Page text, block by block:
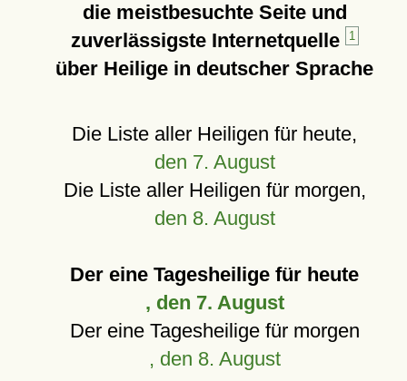
die meistbesuchte Seite und
zuverlässigste Internetquelle
1
über Heilige in deutscher Sprache
Die Liste aller Heiligen für heute,
den 7. August
Die Liste aller Heiligen für morgen,
den 8. August
Der eine Tagesheilige für heute
, den 7. August
Der eine Tagesheilige für morgen
, den 8. August